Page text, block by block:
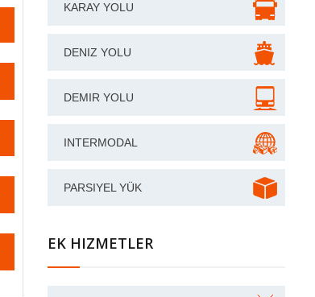
KARAY YOLU
DENIZ YOLU
DEMIR YOLU
INTERMODAL
PARSIYEL YÜK
EK HIZMETLER